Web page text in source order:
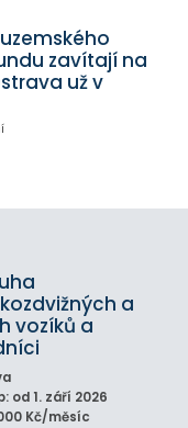
zavítají na
už v
a
vozíků a
od 1. září 2026
Kč/měsíc